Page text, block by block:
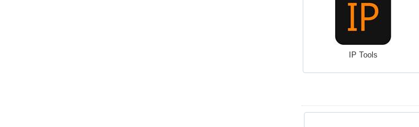
IP Tools